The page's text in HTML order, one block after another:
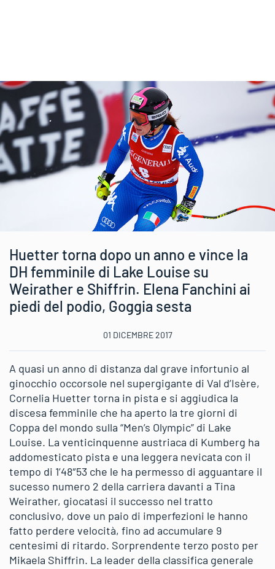
Huetter torna dopo un anno e vince la
DH femminile di Lake Louise su
Weirather e Shiffrin. Elena Fanchini ai
piedi del podio, Goggia sesta
01 DICEMBRE 2017
A quasi un anno di distanza dal grave infortunio al
ginocchio occorsole nel supergigante di Val d’Isère,
Cornelia Huetter torna in pista e si aggiudica la
discesa femminile che ha aperto la tre giorni di
Coppa del mondo sulla “Men’s Olympic” di Lake
Louise. La venticinquenne austriaca di Kumberg ha
addomesticato pista e una leggera nevicata con il
tempo di 1’48″53 che le ha permesso di agguantare il
sucesso numero 2 della carriera davanti a Tina
Weirather, giocatasi il successo nel tratto
conclusivo, dove un paio di imperfezioni le hanno
fatto perdere velocità, fino ad accumulare 9
centesimi di ritardo. Sorprendente terzo posto per
Mikaela Shiffrin. La leader della classifica generale